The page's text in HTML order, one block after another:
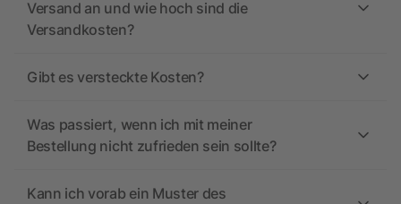
Versand an und wie hoch sind die
Versandkosten?
Gibt es versteckte Kosten?
Was passiert, wenn ich mit meiner
Bestellung nicht zufrieden sein sollte?
Kann ich vorab ein Muster des